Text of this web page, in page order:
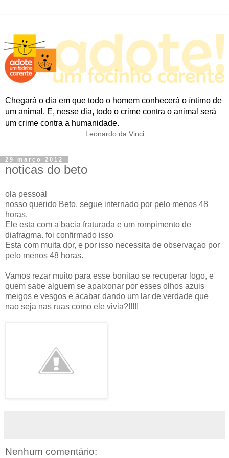
Chegará o dia em que todo o homem conhecerá o íntimo de
um animal. E, nesse dia, todo o crime contra o animal será
um crime contra a humanidade.
Leonardo da Vinci
29 março 2012
noticas do beto
ola pessoal
nosso querido Beto, segue internado por pelo menos 48
horas.
Ele esta com a bacia fraturada e um rompimento de
diafragma. foi confirmado isso
Esta com muita dor, e por isso necessita de observaçao por
pelo menos 48 horas.
Vamos rezar muito para esse bonitao se recuperar logo, e
quem sabe alguem se apaixonar por esses olhos azuis
meigos e vesgos e acabar dando um lar de verdade que
nao seja nas ruas como ele vivia?!!!!!
Nenhum comentário: